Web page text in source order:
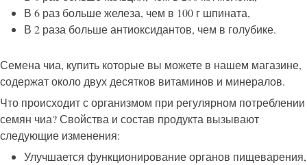
В 6 раз больше железа, чем в 100 г шпината,
В 2 раза больше антиоксидантов, чем в голубике.
Семена чиа, купить которые вы можете в нашем магазине,
содержат около двух десятков витаминов и минералов.
Что происходит с организмом при регулярном потреблении
семян чиа? Свойства и состав продукта вызывают
следующие изменения:
Улучшается функционирование органов пищеварения,